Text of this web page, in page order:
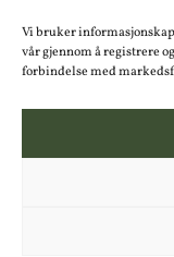
Vi bruker
vår gjennom å registrere
forbindelse med
E-post:
Adresse:Vikaleirvegen 11
Frostachips (Org nr 824
Personvern og